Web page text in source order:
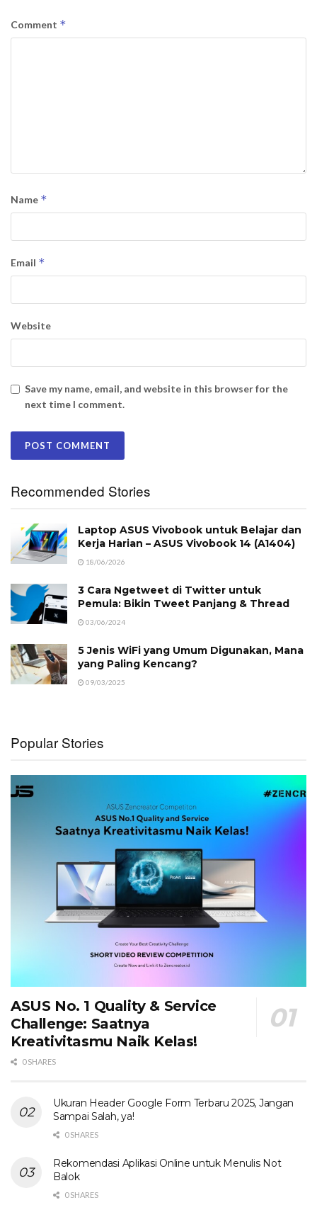
Comment *
Name *
Email *
Website
Save my name, email, and website in this browser for the
next time I comment.
Recommended Stories
Laptop ASUS Vivobook untuk Belajar dan
Kerja Harian – ASUS Vivobook 14 (A1404)
18/06/2026
3 Cara Ngetweet di Twitter untuk
Pemula: Bikin Tweet Panjang & Thread
03/06/2024
5 Jenis WiFi yang Umum Digunakan, Mana
yang Paling Kencang?
09/03/2025
Popular Stories
ASUS No. 1 Quality & Service
Challenge: Saatnya
Kreativitasmu Naik Kelas!
0 SHARES
Ukuran Header Google Form Terbaru 2025, Jangan
Sampai Salah, ya!
0 SHARES
Rekomendasi Aplikasi Online untuk Menulis Not
Balok
0 SHARES